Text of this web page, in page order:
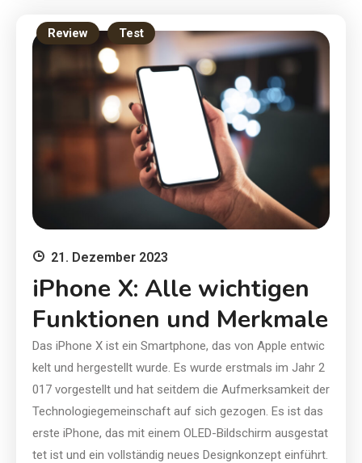
Review Test
21. Dezember 2023
iPhone X: Alle wichtigen
Funktionen und Merkmale
Das iPhone X ist ein Smartphone, das von Apple entwic
kelt und hergestellt wurde. Es wurde erstmals im Jahr 2
017 vorgestellt und hat seitdem die Aufmerksamkeit der
Technologiegemeinschaft auf sich gezogen. Es ist das
erste iPhone, das mit einem OLED-Bildschirm ausgestat
tet ist und ein vollständig neues Designkonzept einführt.